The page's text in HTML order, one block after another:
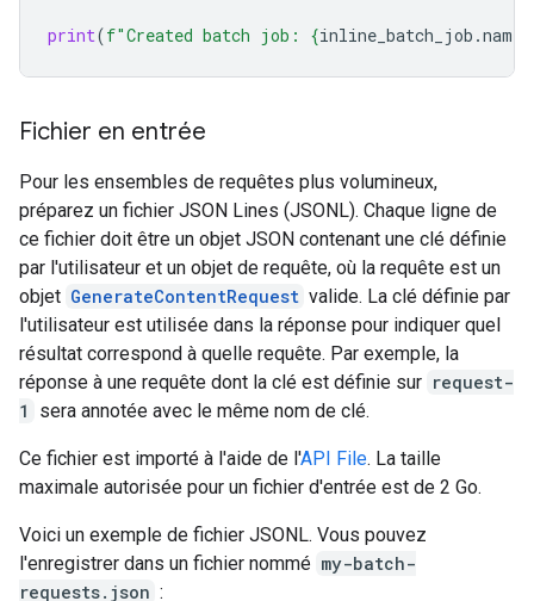
print(f"Created batch job: {inline_batch_job .name
Fichier en entrée
Pour les ensembles de requêtes plus volumineux,
préparez un fichier JSON Lines (JSONL). Chaque ligne de
ce fichier doit être un objet JSON contenant une clé définie
par l'utilisateur et un objet de requête, où la requête est un
objet GenerateContentRequest valide. La clé définie par
l'utilisateur est utilisée dans la réponse pour indiquer quel
résultat correspond à quelle requête. Par exemple, la
réponse à une requête dont la clé est définie sur request-
1
sera annotée avec le même nom de clé.
Ce fichier est importé à l'aide de l'API File. La taille
maximale autorisée pour un fichier d'entrée est de 2 Go.
Voici un exemple de fichier JSONL. Vous pouvez
l'enregistrer dans un fichier nommé my-batch-
requests.json :